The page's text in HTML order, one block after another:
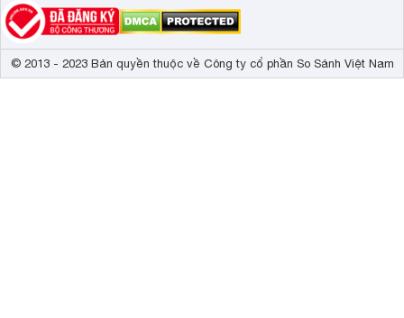
© 2013 - 2023 Bản quyền thuộc về Công ty cổ phần So Sánh Việt Nam